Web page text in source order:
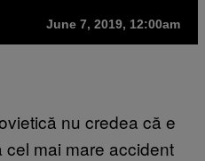
June 7, 2019, 12:00am
nu credea că e
mai mare accident